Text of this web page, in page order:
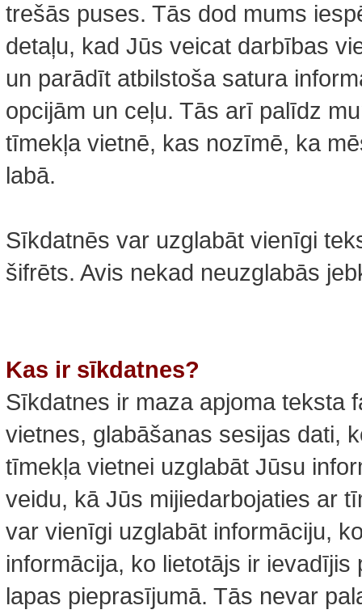
trešās puses. Tās dod mums
detaļu, kad Jūs veicat darbības
un parādīt atbilstoša satura
opcijām un ceļu. Tās arī palīdz
tīmekļa vietnē, kas nozīmē, ka
labā.
Sīkdatnēs var uzglabāt vienīgi
šifrēts. Avis nekad neuzglabās
Kas ir sīkdatnes?
Sīkdatnes ir maza apjoma teksta
vietnes, glabāšanas sesijas dati,
tīmekļa vietnei uzglabāt Jūsu
veidu, kā Jūs mijiedarbojaties ar
var vienīgi uzglabāt informāciju,
informācija, ko lietotājs ir
lapas pieprasījumā. Tās nevar